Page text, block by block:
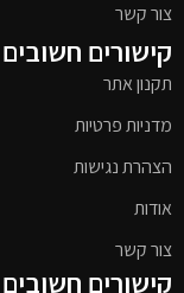
צור קשר
קישורים חשובים
תקנון אתר
מדניות פרטיות
הצהרת נגישות
אודות
צור קשר
קישורים חשובים